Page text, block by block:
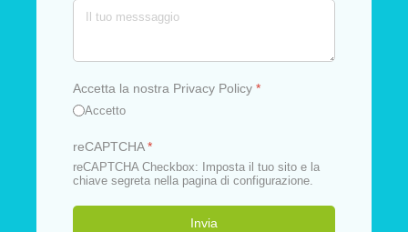
Accetta la nostra Privacy Policy *
Accetto
reCAPTCHA*
reCAPTCHA Checkbox: Imposta il tuo sito e la
chiave segreta nella pagina di configurazione.
Invia